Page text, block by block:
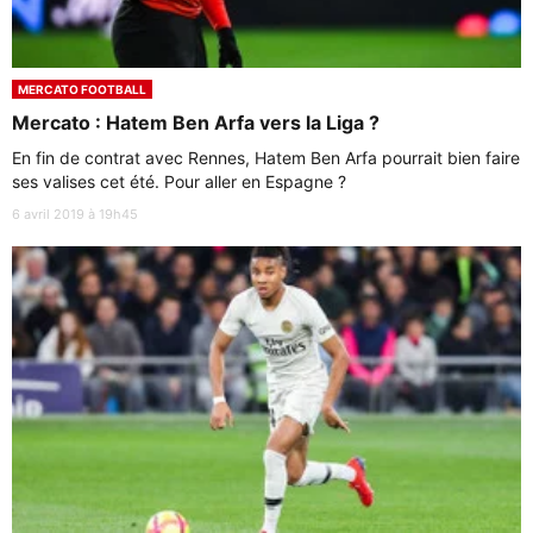
MERCATO FOOTBALL
Mercato : Hatem Ben Arfa vers la Liga ?
En fin de contrat avec Rennes, Hatem Ben Arfa pourrait bien faire
ses valises cet été. Pour aller en Espagne ?
6 avril 2019 à 19h45